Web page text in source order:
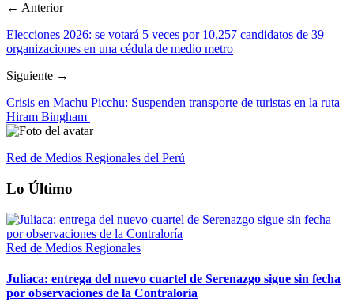
← Anterior
Elecciones 2026: se votará 5 veces por 10,257 candidatos de 39
organizaciones en una cédula de medio metro
Siguiente →
Crisis en Machu Picchu: Suspenden transporte de turistas en la ruta
Hiram Bingham
Red de Medios Regionales del Perú
Lo Último
Red de Medios Regionales
Juliaca: entrega del nuevo cuartel de Serenazgo sigue sin fecha
por observaciones de la Contraloría